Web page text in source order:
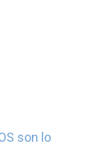
son lo